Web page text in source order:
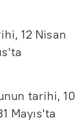
12 Nisan
tarihi, 10
Mayıs'ta